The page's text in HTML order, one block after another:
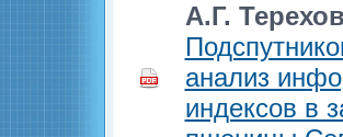
А.Г.
анализ
индексов в